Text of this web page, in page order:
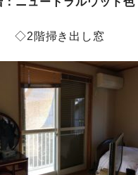
◇2階掃き出し窓